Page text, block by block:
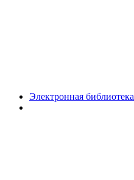
Электронная библиотека